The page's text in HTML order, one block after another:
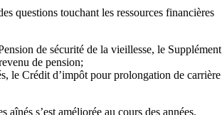
questions touchant les ressources financières
de sécurité de la vieillesse, le Supplément
de pension;
le Crédit d’impôt pour prolongation de carrière
s’est améliorée au cours des années.